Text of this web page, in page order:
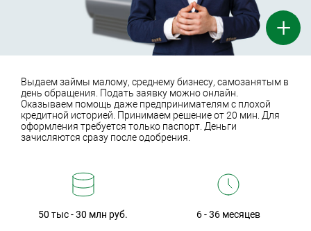
+
Выдаем займы малому, среднему бизнесу, самозанятым в
день обращения. Подать заявку можно онлайн.
Оказываем помощь даже предпринимателям с плохой
кредитной историей. Принимаем решение от 20 мин. Для
оформления требуется только паспорт. Деньги
зачисляются сразу после одобрения.
50 тыс - 30 млн руб. 6 - 36 месяцев